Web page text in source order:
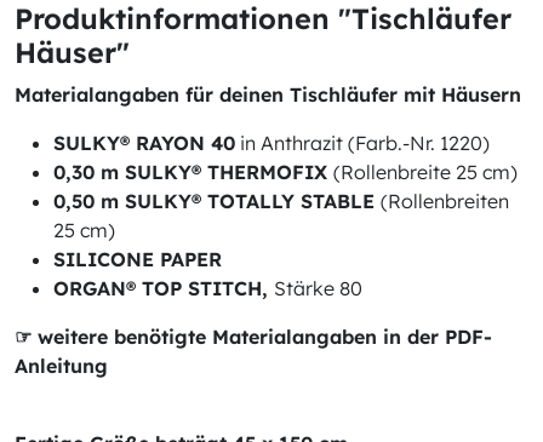
Produktinformationen "Tischläufer
Häuser"
Materialangaben für deinen Tischläufer mit Häusern
SULKY® RAYON 40 in Anthrazit (Farb.-Nr. 1220)
0,30 m SULKY® THERMOFIX (Rollenbreite 25 cm)
0,50 m SULKY® TOTALLY STABLE (Rollenbreiten
25 cm)
SILICONE PAPER
ORGAN® TOP STITCH, Stärke 80
☞ weitere benötigte Materialangaben in der PDF-
Anleitung